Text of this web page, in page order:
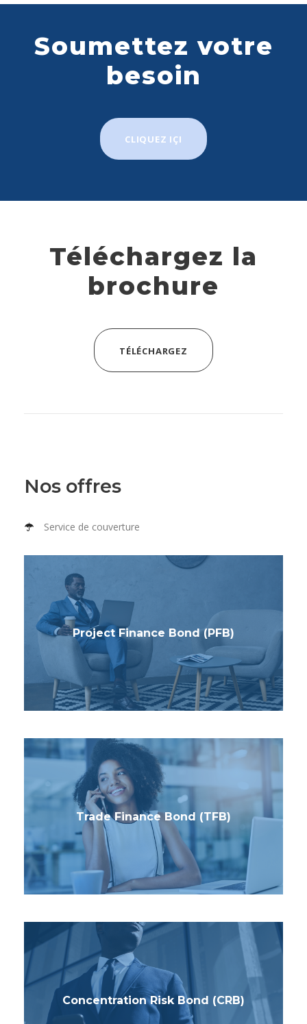
Soumettez votre
besoin
CLIQUEZ IÇI
Téléchargez la
brochure
TÉLÉCHARGEZ
Nos offres
Service de couverture
Project Finance Bond (PFB)
Trade Finance Bond (TFB)
Concentration Risk Bond (CRB)